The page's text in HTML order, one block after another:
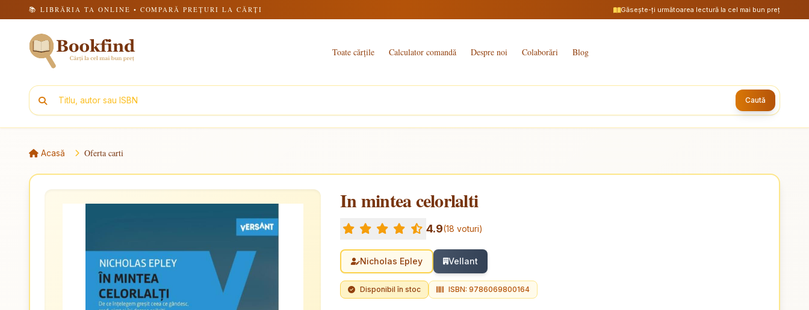
📚 LIBRĂRIA TA ONLINE • COMPARĂ PREȚURI LA CĂRȚI Găsește-ți următoarea lectură la cel mai bun preț
Toate cărțile Calculator comandă Despre noi Colaborări Blog
Caută
Acasă Oferta carti
In mintea celorlalti
4.9(18 voturi)
Nicholas Epley Vellant
Disponibil în stoc ISBN: 9786069800164